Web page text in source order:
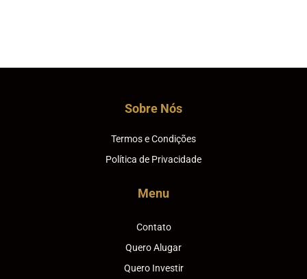
Sobre Nós
Termos e Condições
Política de Privacidade
Menu
Contato
Quero Alugar
Quero Investir